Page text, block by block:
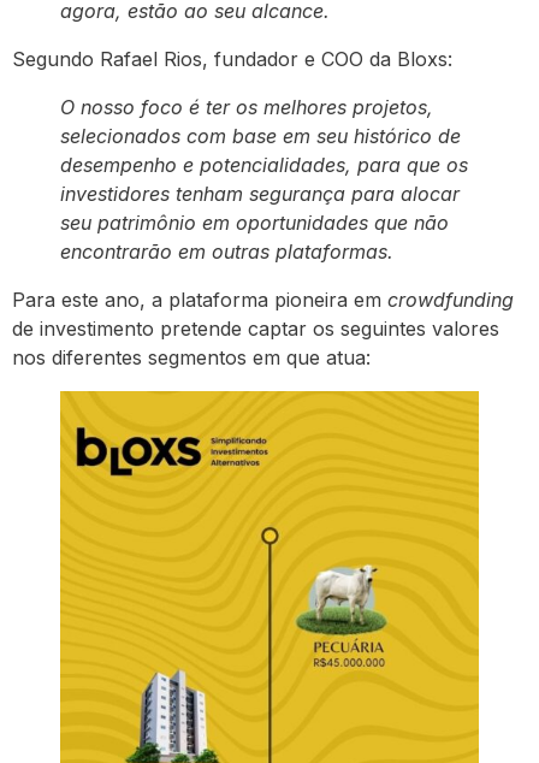
agora, estão ao seu alcance.
Segundo Rafael Rios, fundador e COO da Bloxs:
O nosso foco é ter os melhores projetos,
selecionados com base em seu histórico de
desempenho e potencialidades, para que os
investidores tenham segurança para alocar
seu patrimônio em oportunidades que não
encontrarão em outras plataformas.
Para este ano, a plataforma pioneira em crowdfunding
de investimento pretende captar os seguintes valores
nos diferentes segmentos em que atua: